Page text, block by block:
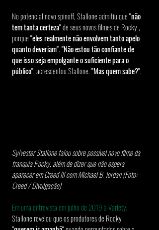
No potencial novo spinoff, Stallone admitiu que "não
tem tanta certeza" de seus novos filmes de Rocky ,
porque "eles realmente não envolvem tanto apelo
quanto deveriam". "Não estou tão confiante de
que isso seja empolgante o suficiente para o
público", acrescentou Stallone. "Mas quem sabe?".
Sylvester Stallone falou sobre possível novo filme da
franquia Rocky, além de dizer que não espera
aparecer em Creed III com Michael B. Jordan (Foto:
Creed / Divulgação)
Em uma entrevista em julho de 2019 à Variety,
Stallone revelou que os produtores de Rocky